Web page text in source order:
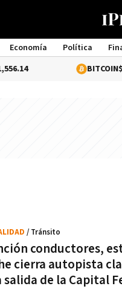
Economía Política
BITCOIN
conductores,
cierra autopista
salida de la Capital
/ Tránsito